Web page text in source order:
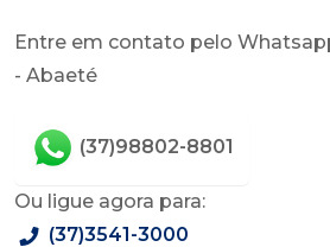
Entre em contato pelo
- Abaeté
(37)98802-8801
Ou ligue agora para:
(37)3541-3000